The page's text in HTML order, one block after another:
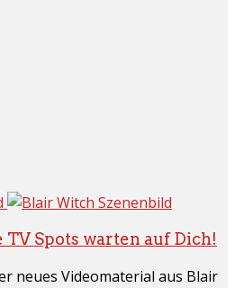
Spots warten auf Dich!
neues Videomaterial aus Blair